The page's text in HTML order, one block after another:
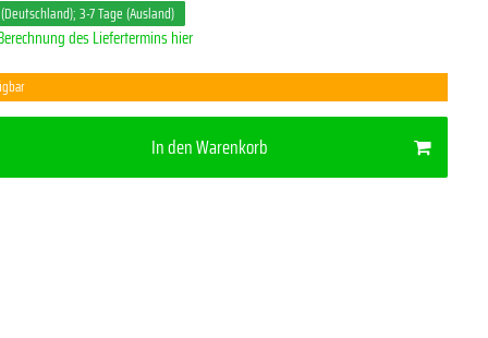
3-7 Tage (Ausland)
des Liefertermins hier
In den Warenkorb